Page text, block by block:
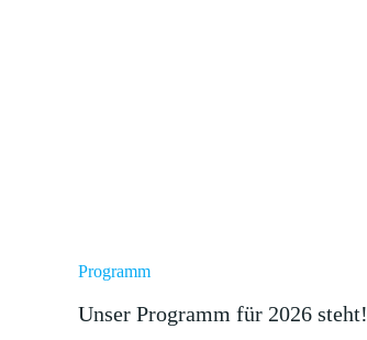
Programm
Unser Programm für 2026 steht!